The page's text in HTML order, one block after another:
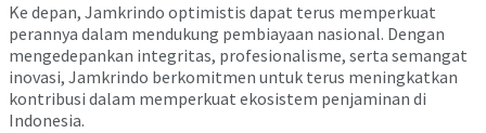
Ke depan, Jamkrindo optimistis dapat terus memperkuat
perannya dalam mendukung pembiayaan nasional. Dengan
mengedepankan integritas, profesionalisme, serta semangat
inovasi, Jamkrindo berkomitmen untuk terus meningkatkan
kontribusi dalam memperkuat ekosistem penjaminan di
Indonesia.